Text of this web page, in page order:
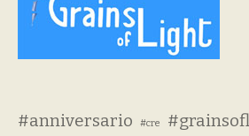
#anniversario #cre